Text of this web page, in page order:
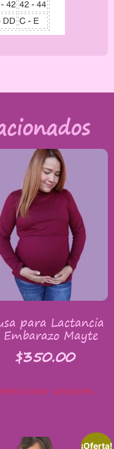
para Lactancia
Mayte
$350.00
opciones
¡Oferta!